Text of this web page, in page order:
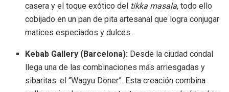
casera y el toque exótico del tikka masala, todo ello
cobijado en un pan de pita artesanal que logra conjugar
matices especiados y dulces.
Kebab Gallery (Barcelona): Desde la ciudad condal
llega una de las combinaciones más arriesgadas y
sibaritas: el “Wagyu Döner”. Esta creación combina